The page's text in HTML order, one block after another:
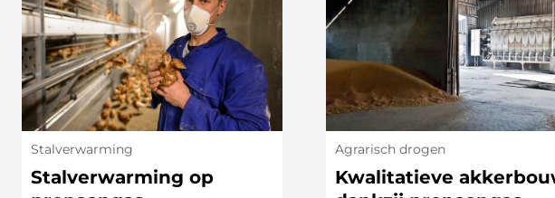
Stalverwarming
Stalverwarming op
Agrarisch drogen
Kwalitatieve